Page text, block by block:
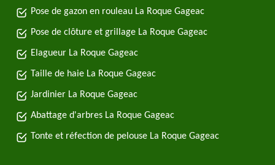
Pose de gazon en rouleau La Roque Gageac
Pose de clôture et grillage La Roque Gageac
Elagueur La Roque Gageac
Taille de haie La Roque Gageac
Jardinier La Roque Gageac
Abattage d'arbres La Roque Gageac
Tonte et réfection de pelouse La Roque Gageac